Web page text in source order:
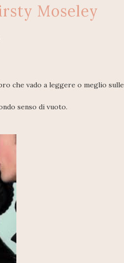
Moseley
che vado a leggere o meglio sulle
senso di vuoto.